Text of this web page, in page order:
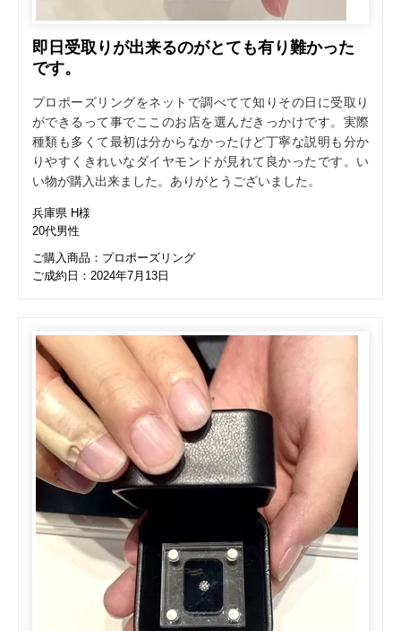
即日受取りが出来るのがとても有り難かった
です。
プロポーズリングをネットで調べてて知りその日に受取り
ができるって事でここのお店を選んだきっかけです。実際
種類も多くて最初は分からなかったけど丁寧な説明も分か
りやすくきれいなダイヤモンドが見れて良かったです。い
い物が購入出来ました。ありがとうございました。
兵庫県 H様
20代男性
ご購入商品：プロポーズリング
ご成約日：2024年7月13日